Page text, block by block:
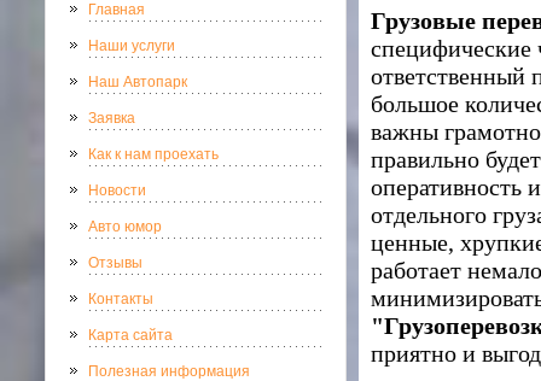
Главная
Наши услуги
Наш Автопарк
Заявка
Как к нам проехать
Новости
Авто юмор
Отзывы
Контакты
Карта сайта
Полезная информация
Грузовые
специфические
ответственный
большое
важны
правильно
оперативность
отдельного
ценные,
работает
приятно и